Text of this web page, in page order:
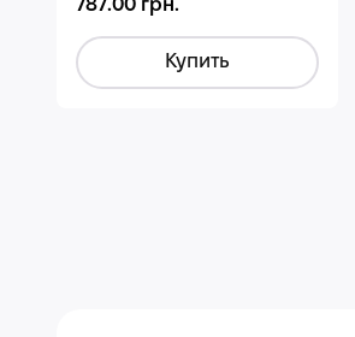
787.00 грн.
Купить